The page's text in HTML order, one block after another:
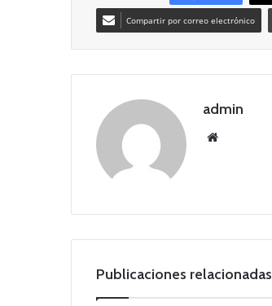
Compartir por correo electrónico
admin
Publicaciones relacionadas